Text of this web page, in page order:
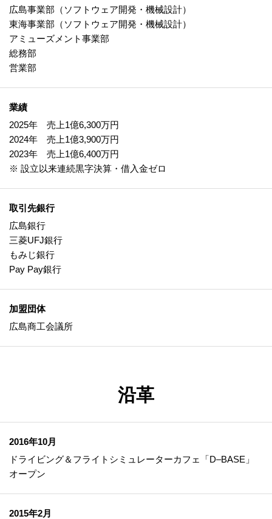
広島事業部（ソフトウェア開発・機械設計）
東海事業部（ソフトウェア開発・機械設計）
アミューズメント事業部
総務部
営業部
業績
2025年 売上1億6,300万円
2024年 売上1億3,900万円
2023年 売上1億6,400万円
※ 設立以来連続黒字決算・借入金ゼロ
取引先銀行
広島銀行
三菱UFJ銀行
もみじ銀行
Pay Pay銀行
加盟団体
広島商工会議所
沿革
2016年10月
ドライビング＆フライトシミュレーターカフェ「D‒BASE」
オープン
2015年2月